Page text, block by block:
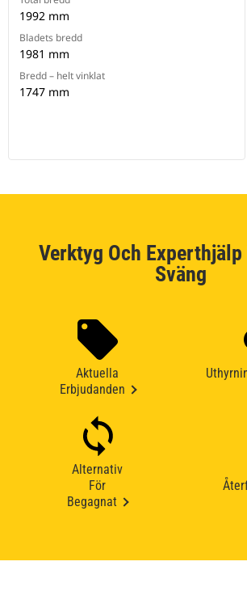
1992 mm
Bladets bredd
1981 mm
Bredd – helt vinklat
1747 mm
Verktyg Och
Sväng
Aktuella
Erbjudanden
Alternativ
För
Begagnat